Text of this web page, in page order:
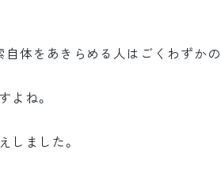
体をあきらめる人はごくわずかの
よね。
しました。